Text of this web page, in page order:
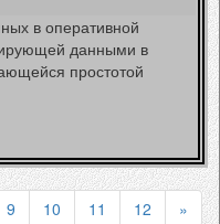
в оперативной
данными в
простотой
9 10 11 12 »